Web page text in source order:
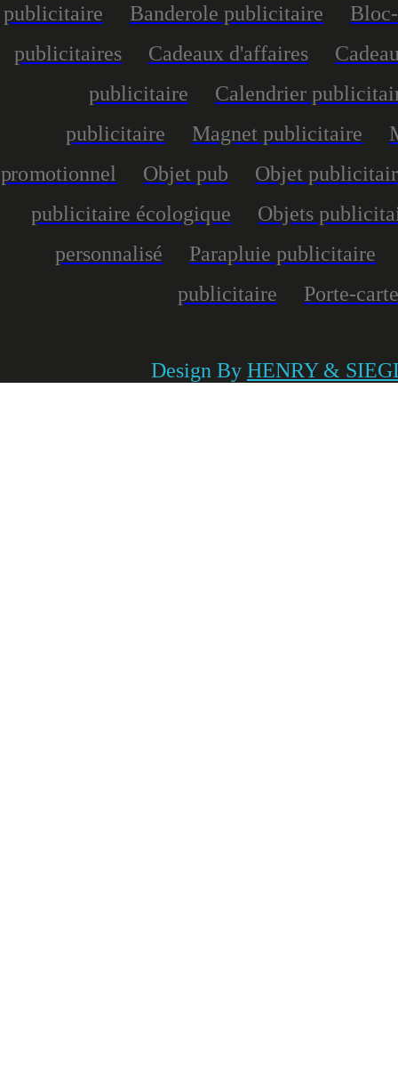
publicitaire
Banderole publicitaire
publicitaires
Cadeaux d'affaires
publicitaire
Calendrier
publicitaire
Magnet publicitaire
promotionnel
Objet pub
Objet
publicitaire écologique
Objets
personnalisé
Parapluie publicitaire
publicitaire
Porte-
Design By HENRY &